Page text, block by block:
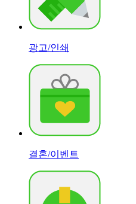
광고/인쇄
결혼/이벤트